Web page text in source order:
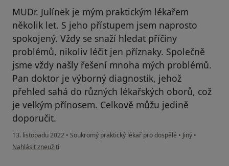
MUDr. Julínek je mým praktickým lékařem
několik let. S jeho přístupem jsem naprosto
spokojený. Vždy se snaží hledat příčiny
problémů, nikoliv léčit jen příznaky. Společně
jsme vždy našly řešení mnoha mých problémů.
Pan doktor je výborný diagnostik, jehož
přehled sahá do různých lékařských oborů, což
je velkým přínosem. Celkově můžu jedině
doporučit.
13. listopadu 2022 • Soukromý praktický lékař pro dospělé • Jiný •
podle názoru uživatele Pacient
Nahlásit zneužití